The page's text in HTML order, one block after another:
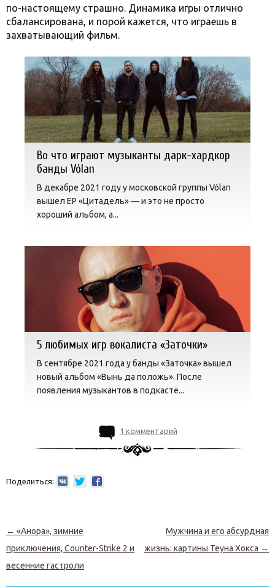
по-настоящему страшно. Динамика игры отлично
сбалансирована, и порой кажется, что играешь в
захватывающий фильм.
Во что играют музыканты дарк-хардкор
банды Vólan
В декабре 2021 году у московской группы Vólan
вышел EP «Цитадель» — и это не просто
хороший альбом, а...
5 любимых игр вокалиста «Заточки»
В сентябре 2021 года у банды «Заточка» вышел
новый альбом «Вынь да положь». После
появления музыкантов в подкасте...
1 комментарий
Поделиться:
Навигация по записям
← «Анора», зимние
приключения, Counter-Strike 2 и
весенние гастроли
Мужчина и его абсурдная
жизнь: картины Теуна Хокса →